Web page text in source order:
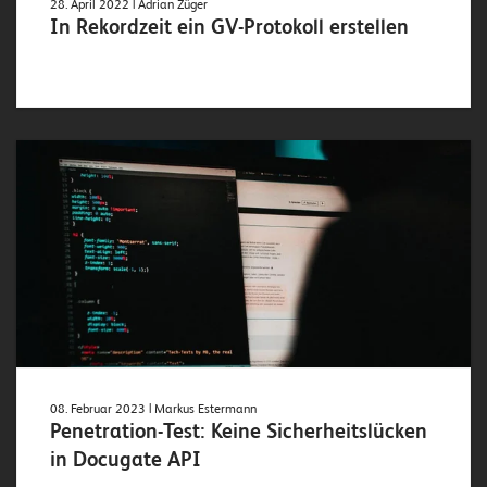
28. April 2022 | Adrian Züger
In Rekordzeit ein GV-Protokoll erstellen
08. Februar 2023 | Markus Estermann
Penetration-Test: Keine Sicherheitslücken
in Docugate API